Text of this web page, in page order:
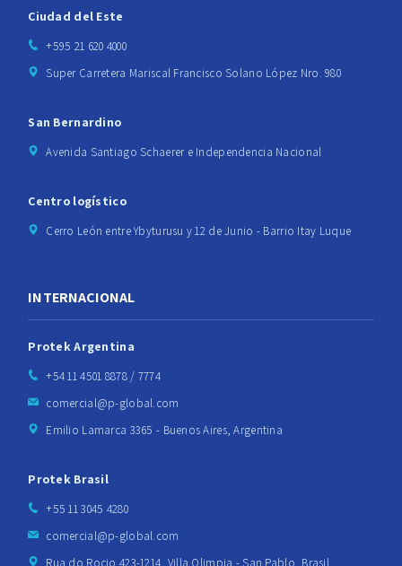
Ciudad del Este
+595 21 620 4000
Super Carretera Mariscal Francisco Solano López Nro. 980
San Bernardino
Avenida Santiago Schaerer e Independencia Nacional
Centro logístico
Cerro León entre Ybyturusu y 12 de Junio - Barrio Itay Luque
INTERNACIONAL
Protek Argentina
+54 11 4501 8878 / 7774
comercial@p-global.com
Emilio Lamarca 3365 - Buenos Aires, Argentina
Protek Brasil
+55 11 3045 4280
comercial@p-global.com
Rua do Rocio 423-1214, Villa Olimpia - San Pablo, Brasil